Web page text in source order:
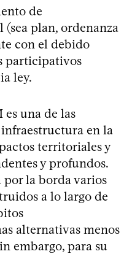
de
plan, ordenanza
con el debido
participativos
ley.
una de las
en la
territoriales y
y profundos.
la borda varios
a lo largo de
alternativas menos
embargo, para su